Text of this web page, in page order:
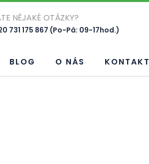
NĚJAKÉ OTÁZKY?
731 175 867 (Po-Pá: 09-17hod.)
BLOG O NÁS KONTAKT